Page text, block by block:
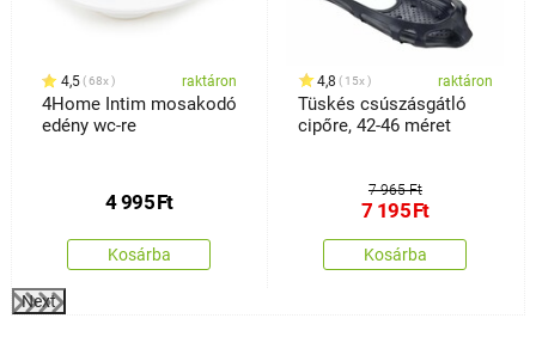
4,5 68x raktáron
4Home Intim mosakodó
edény wc-re
4 995Ft
Kosárba
4,8 15x raktáron
Tüskés csúszásgátló
cipőre, 42-46 méret
7 965 Ft
7 195Ft
Kosárba
Next